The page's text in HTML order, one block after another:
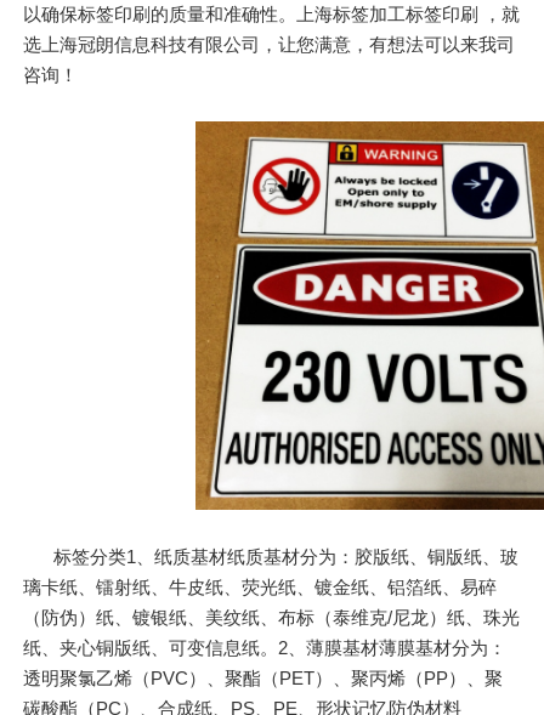
以确保标签印刷的质量和准确性。上海标签加工标签印刷 ，就
选上海冠朗信息科技有限公司，让您满意，有想法可以来我司
咨询！
标签分类1、纸质基材纸质基材分为：胶版纸、铜版纸、玻
璃卡纸、镭射纸、牛皮纸、荧光纸、镀金纸、铝箔纸、易碎
（防伪）纸、镀银纸、美纹纸、布标（泰维克/尼龙）纸、珠光
纸、夹心铜版纸、可变信息纸。2、薄膜基材薄膜基材分为：
透明聚氯乙烯（PVC）、聚酯（PET）、聚丙烯（PP）、聚
碳酸酯（PC）、合成纸、PS、PE、形状记忆防伪材料